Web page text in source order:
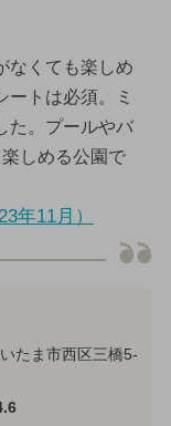
なくても楽しめ
ートは必須。ミ
た。プールやバ
しめる公園で
年11月）
たま市西区三橋5-